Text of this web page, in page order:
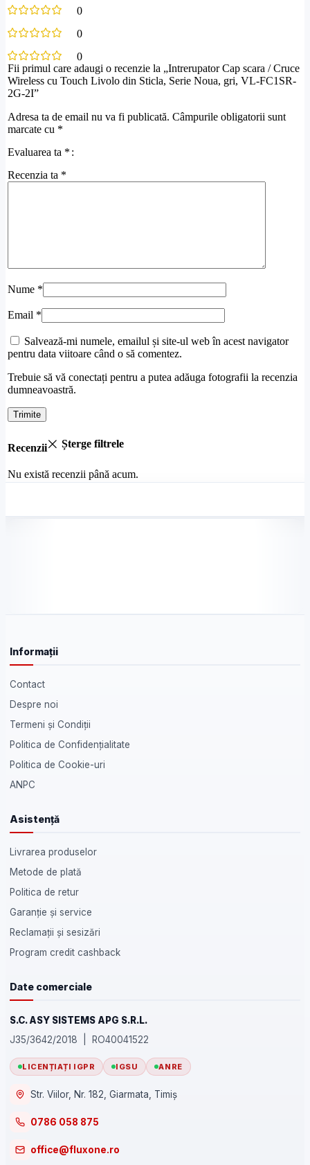
0
0
0
Recenzii Șterge filtrele
Nu există recenzii până acum.
Fii primul care adaugi o recenzie la „Intrerupator Cap scara / Cruce
Wireless cu Touch Livolo din Sticla, Serie Noua, gri, VL-FC1SR-
2G-2I”
Adresa ta de email nu va fi publicată. Câmpurile obligatorii sunt
marcate cu *
Evaluarea ta *
Recenzia ta *
Nume *
Email *
Salvează-mi numele, emailul și site-ul web în acest navigator
pentru data viitoare când o să comentez.
Trebuie să vă conectați pentru a putea adăuga fotografii la recenzia
dumneavoastră.
Informații
Contact
Despre noi
Termeni și Condiții
Politica de Confidențialitate
Politica de Cookie-uri
ANPC
Asistență
Livrarea produselor
Metode de plată
Politica de retur
Garanție și service
Reclamații și sesizări
Program credit cashback
Date comerciale
S.C. ASY SISTEMS APG S.R.L.
J35/3642/2018 | RO40041522
LICENȚIAȚI IGPR IGSU ANRE
Str. Viilor, Nr. 182, Giarmata, Timiș
0786 058 875
office@fluxone.ro